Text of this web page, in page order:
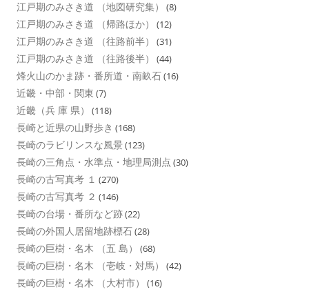
江戸期のみさき道 （地図研究集） (8)
江戸期のみさき道 （帰路ほか） (12)
江戸期のみさき道 （往路前半） (31)
江戸期のみさき道 （往路後半） (44)
烽火山のかま跡・番所道・南畝石(16)
近畿・中部・関東 (7)
近畿（兵 庫 県） (118)
長崎と近県の山野歩き (168)
長崎のラビリンスな風景 (123)
長崎の三角点・水準点・地理局測点 (30)
長崎の古写真考 １ (270)
長崎の古写真考 ２ (146)
長崎の台場・番所など跡(22)
長崎の外国人居留地跡標石(28)
長崎の巨樹・名木 （五 島） (68)
長崎の巨樹・名木 （壱岐・対馬） (42)
長崎の巨樹・名木 （大村市） (16)